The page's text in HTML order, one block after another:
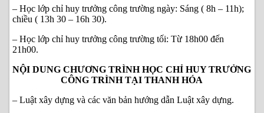
– Học lớp chỉ huy trưởng công trường ngày: Sáng ( 8h – 11h);
chiều ( 13h 30 – 16h 30).
– Học lớp chỉ huy trưởng công trường tối: Từ 18h00 đến
21h00.
NỘI DUNG CHƯƠNG TRÌNH HỌC CHỈ HUY TRƯỞNG
CÔNG TRÌNH TẠI THANH HÓA
– Luật xây dựng và các văn bản hướng dẫn Luật xây dựng.